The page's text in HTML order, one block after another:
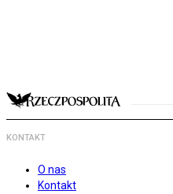
KONTAKT
O nas
Kontakt